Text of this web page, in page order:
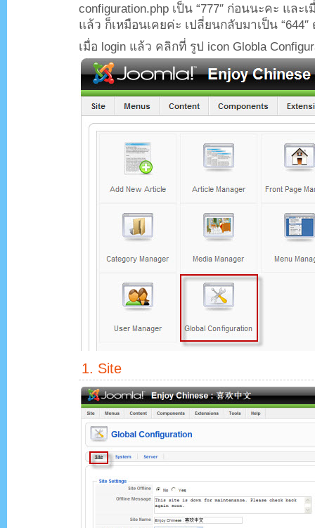
configuration.php เป็น “777″ ก่อนนะคะ แล
แล้ว ก็เหมือนเคยค่ะ เปลี่ยนกลับมาเป็น
เมื่อ login แล้ว คลิกที่ รูป icon Globla
1. Site